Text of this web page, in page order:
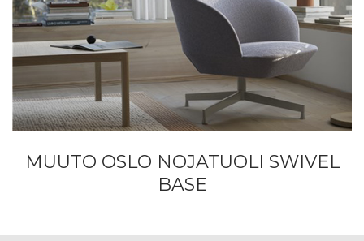
MUUTO OSLO NOJATUOLI SWIVEL
BASE